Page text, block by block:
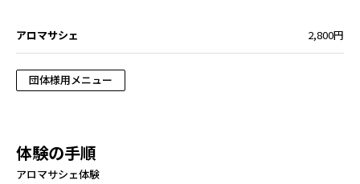
アロマサシェ 2,800円
団体様用メニュー
体験の手順
アロマサシェ体験